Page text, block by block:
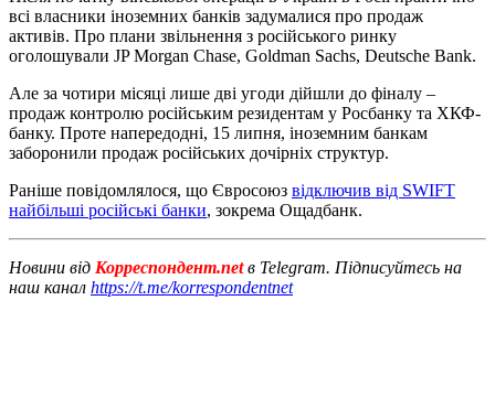
всі власники іноземних банків задумалися про продаж
активів. Про плани звільнення з російського ринку
оголошували JP Morgan Chase, Goldman Sachs, Deutsche Bank.
Але за чотири місяці лише дві угоди дійшли до фіналу –
продаж контролю російським резидентам у Росбанку та ХКФ-
банку. Проте напередодні, 15 липня, іноземним банкам
заборонили продаж російських дочірніх структур.
Раніше повідомлялося, що Євросоюз відключив від SWIFT
найбільші російські банки, зокрема Ощадбанк.
Новини від Корреспондент.netв Telegram. Підписуйтесь на
наш канал https://t.me/korrespondentnet